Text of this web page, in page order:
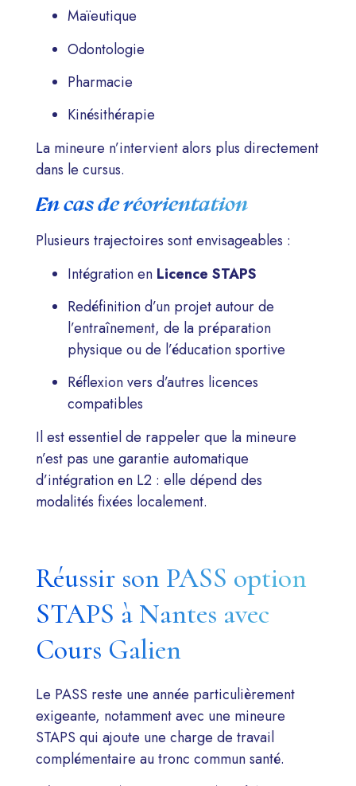
Maïeutique
Odontologie
Pharmacie
Kinésithérapie
La mineure n’intervient alors plus directement
dans le cursus.
En cas de réorientation
Plusieurs trajectoires sont envisageables :
Intégration en Licence STAPS
Redéfinition d’un projet autour de
l’entraînement, de la préparation
physique ou de l’éducation sportive
Réflexion vers d’autres licences
compatibles
Il est essentiel de rappeler que la mineure
n’est pas une garantie automatique
d’intégration en L2 : elle dépend des
modalités fixées localement.
Réussir son PASS option
STAPS à Nantes avec
Cours Galien
Le PASS reste une année particulièrement
exigeante, notamment avec une mineure
STAPS qui ajoute une charge de travail
complémentaire au tronc commun santé.